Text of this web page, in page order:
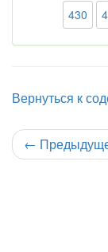
430
Вернуться к
←